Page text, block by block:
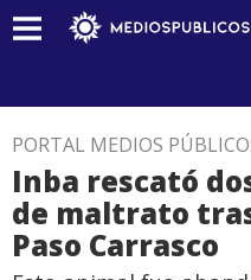
PORTAL MEDIOS
Inba rescató
de maltrato
Paso Carrasco